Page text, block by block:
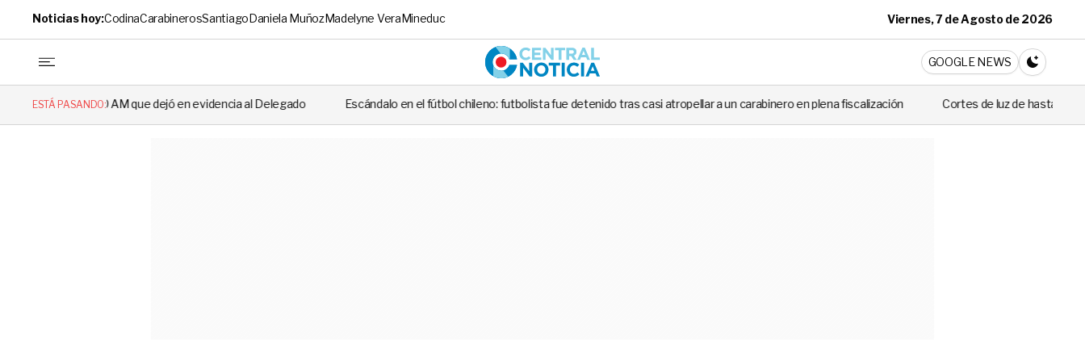
Noticias hoy:CodinaCarabinerosSantiagoDaniela MuñozMadelyne VeraMineduc Viernes, 7 de Agosto de 2026
Central Noticia
GOOGLE NEWS
CAMBIA A
ESTÁ PASANDO:
que dejó en evidencia al Delegado Escándalo en el fútbol chileno: futbolista fue detenido tras casi atropellar a un carabinero en plena fiscalización Cortes de luz de hasta 8 horas afectarán este